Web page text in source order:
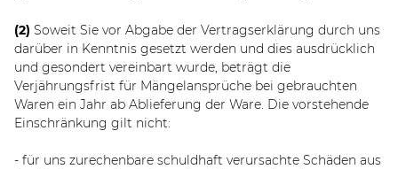
(2) Soweit Sie vor Abgabe der Vertragserklärung durch uns
darüber in Kenntnis gesetzt werden und dies ausdrücklich
und gesondert vereinbart wurde, beträgt die
Verjährungsfrist für Mängelansprüche bei gebrauchten
Waren ein Jahr ab Ablieferung der Ware. Die vorstehende
Einschränkung gilt nicht:
- für uns zurechenbare schuldhaft verursachte Schäden aus